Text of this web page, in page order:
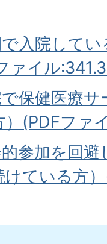
入院して
ァイル
保健医療
）(PDFファ
参加を回
ている方